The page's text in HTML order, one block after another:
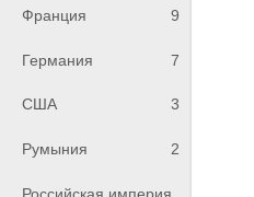
Франция 9
Германия 7
США 3
Румыния 2
Российская империя